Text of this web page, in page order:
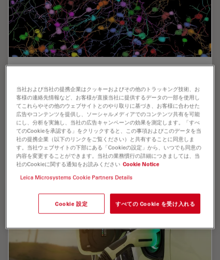
Neuron Images Guided by AI
The latest advancement in Aivia AI image analysis
software provides improved soma detection, additional
flexibility in neuron tracing, 3D relational measurement
including Sholl analysis and more.
Jun 16, 2023 オンラインセミナー 人工知能
当社および当社の提携企業はクッキーおよびその他のトラッキング技術、お
客様の連絡先情報など、お客様が直接当社に提供するデータの一部を使用し
てこれらやその他のウェブサイトとのやり取りに基づき、お客様に合わせた
広告やコンテンツを提供し、ソーシャルメディアでのコンテンツ共有を可能
にし、分析を実施し、当社の広告キャンペーンの効果を測定します。「すべ
てのCookieを承認する」をクリックすると、この事項およびこのデータを当
社の提携企業（以下のリンクをご覧ください）と共有することに同意しま
す。当社ウェブサイトの下部にある「Cookieの設定」から、いつでも同意の
内容を変更することができます。当社の業務慣行の詳細につきましては、当
社のCookieに関する通知をお読みください Cookie Notice
Leica Microsystems Cookie Partners Details
Cookie 設定 すべての Cookie を受け入れる